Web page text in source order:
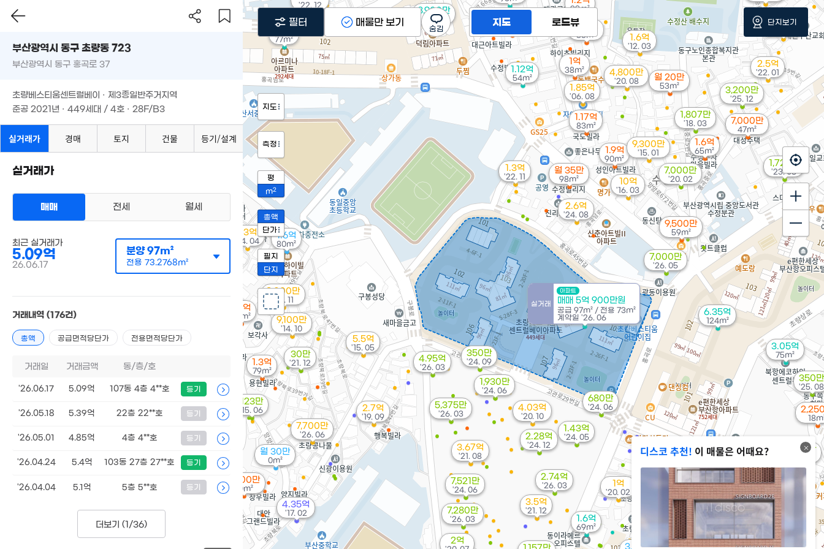
월 50만
7,200만
26m²
매물
77m²
7,700만
'26. 06
3.05억
75m²
실거래
아파트
매매 5억 900만원
공급 97m² / 전용 73m²
계약일 '26. 06
6.35억
124m²
월 30만
0m²
7,000만
'26. 05
1.6억
69m²
8,900만
61m²
2.74억
'26. 03
7,280만
'26. 03
4.95억
'26. 03
5,375만
'26. 03
월 20만
53m²
1억
38m²
3,200만
'25. 12
3,000만
350만
'25. 08
2.28억
'24. 12
350만
'24. 09
2.6억
'24. 08
680만
'24. 06
7,521만
'24. 06
1,930만
'24. 06
1.43억
'24. 05
1.6억
65m²
1.3억
'24. 04
1,728만
'23. 08
8,500만
1.6억
80m²
'22. 12
1.3억
'22. 11
1.5억
85m²
39m²
1.3억
79m²
1.17억
83m²
1.12억
54m²
8,000만
50m²
2.5억
'22. 01
30만
'21. 12
3.5억
'21. 12
3.67억
'21. 08
1.57억
85m²
1.9억
90m²
8,000만
'20. 11
월 35만
98m²
4.03억
'20. 10
4,800만
'20. 08
2억
9,500만
59m²
9,500만
55m²
1억
'20. 02
7,000만
'20. 02
8.3억
'19. 10
2.7억
'19. 09
7,000만
47m²
1,807만
'18. 03
4.35억
'17. 02
10억
'16. 03
123만
'15. 06
5.5억
'15. 05
9,300만
'15. 01
9,100만
'14. 10
800만
1.6억
'12. 03
1.85억
'06. 08
디스코 추천! 이 매물은 어때요?
지도 로드뷰
지도
측정
평
m2
총액
단가
필지
단지
필터 매물만 보기 단지보기
부산광역시 동구 초량동 723
부산광역시 동구 홍곡로 37
초량베스티움센트럴베이 · 제3종일반주거지역
준공 2021년 · 449세대 / 4호 · 28F/B3
실거래가 경매 토지 건물 등기/설계
실거래가
매매 전세 월세
최근 실거래가
5.09억
26.06.17
분양97m²
전용 73.2768m²
거래내역 (176건)
총액 공급면적당단가 전용면적당단가
거래일 거래금액 동/층/호
'26.06.17 5.09억 107동 4층 4**호 등기
'26.05.18 5.39억 22층 22**호 등기
'26.05.01 4.85억 4층 4**호 등기
'26.04.24 5.4억 103동 27층 27**호 등기
'26.04.04 5.1억 5층 5**호 등기
더보기 (1/36)